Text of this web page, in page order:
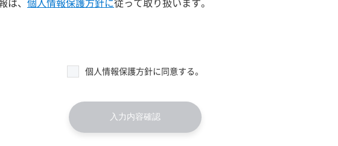
個人情報保護方針に同意する。